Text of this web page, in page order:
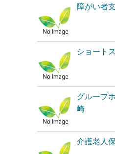
障がい者
ショート
グループ
崎
介護老人